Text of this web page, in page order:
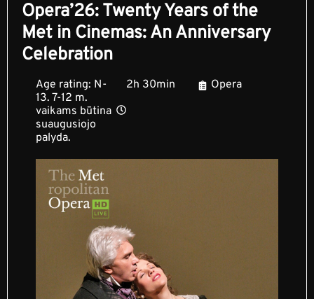
Opera’26: Twenty Years of the
Met in Cinemas: An Anniversary
Celebration
Age rating: N-
13. 7-12 m.
vaikams būtina
suaugusiojo
palyda.
2h 30min Opera